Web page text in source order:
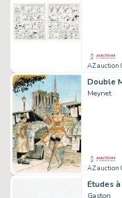
AZ auction
Meynet
AZ auction
Études
Gaston